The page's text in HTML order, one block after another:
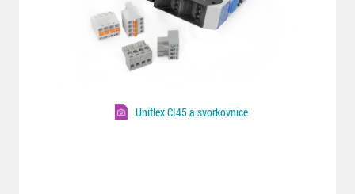
Uniflex CI45 a svorkovnice